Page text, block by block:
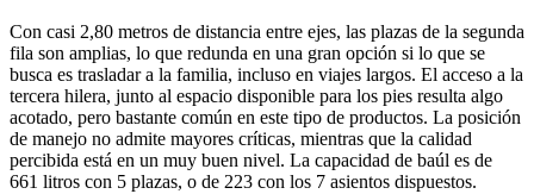
Con casi 2,80 metros de distancia entre ejes, las plazas de la segunda
fila son amplias, lo que redunda en una gran opción si lo que se
busca es trasladar a la familia, incluso en viajes largos. El acceso a la
tercera hilera, junto al espacio disponible para los pies resulta algo
acotado, pero bastante común en este tipo de productos. La posición
de manejo no admite mayores críticas, mientras que la calidad
percibida está en un muy buen nivel. La capacidad de baúl es de
661 litros con 5 plazas, o de 223 con los 7 asientos dispuestos.